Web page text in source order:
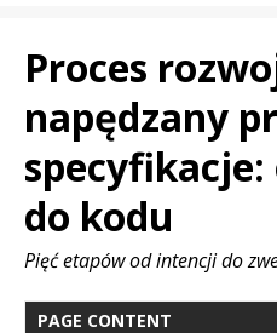
Proces
napędzany
do kodu
Pięć etapów od intencji do
PAGE CONTENT